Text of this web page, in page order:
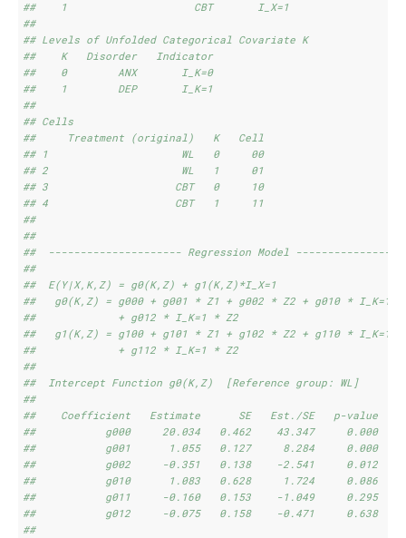
##    1                    CBT       I_X=1
##
## Levels of Unfolded Categorical Covariate K
##    K   Disorder   Indicator
##    0        ANX       I_K=0
##    1        DEP       I_K=1
##
## Cells
##     Treatment (original)   K   Cell
## 1                     WL   0     00
## 2                     WL   1     01
## 3                    CBT   0     10
## 4                    CBT   1     11
##
##
##  --------------------- Regression Model
##
##  E(Y|X,K,Z) = g0(K,Z) + g1(K,Z)*I_X=1
##   g0(K,Z) = g000 + g001 * Z1 + g002 * Z2 + g010 * I_K=1
##             + g012 * I_K=1 * Z2
##   g1(K,Z) = g100 + g101 * Z1 + g102 * Z2 + g110 * I_K=1
##             + g112 * I_K=1 * Z2
##
##  Intercept Function g0(K,Z)  [Reference group: WL]
##
##    Coefficient   Estimate      SE   Est./SE   p-value
##           g000     20.034   0.462    43.347     0.000
##           g001      1.055   0.127     8.284     0.000
##           g002     -0.351   0.138    -2.541     0.012
##           g010      1.083   0.628     1.724     0.086
##           g011     -0.160   0.153    -1.049     0.295
##           g012     -0.075   0.158    -0.471     0.638
##